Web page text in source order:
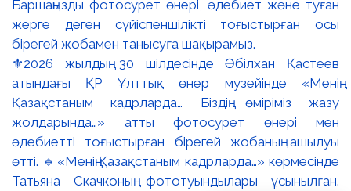
⚜️2026 жылдың 30 шілдесінде Әбілхан Қастеев
атындағы ҚР Ұлттық өнер музейінде «Менің
Қазақстаным кадрларда… Біздің өміріміз жазу
жолдарында…» атты фотосурет өнері мен
әдебиетті тоғыстырған бірегей жобаның ашылуы
өтті. 🔹«Менің Қазақстаным кадрларда…» көрмесінде
Татьяна Скачконың фототуындылары ұсынылған.